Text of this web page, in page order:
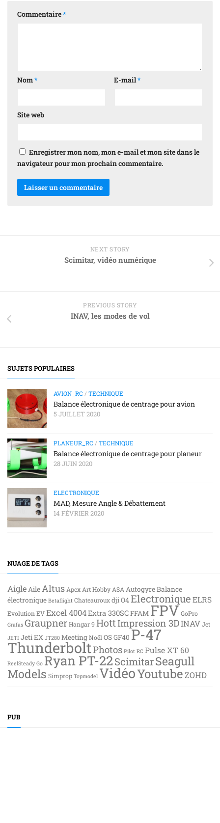
Commentaire*
Nom* E-mail*
Site web
Enregistrer mon nom, mon e-mail et mon site dans le
navigateur pour mon prochain commentaire.
NEXT STORY
Scimitar, vidéo numérique
PREVIOUS STORY
INAV, les modes de vol
SUJETS POPULAIRES
AVION_RC / TECHNIQUE
Balance électronique de centrage pour avion
5 JUILLET 2020
PLANEUR_RC / TECHNIQUE
Balance électronique de centrage pour planeur
28 JUIN 2020
ELECTRONIQUE
MAD, Mesure Angle & Débattement
14 FÉVRIER 2020
NUAGE DE TAGS
AigleAile Altus Apex Art Hobby ASA AutogyreBalance
électronique Betaflight Chateaurouxdji O4Electronique ELRS
Evolution EVExcel 4004Extra 330SCFFAM FPVGoPro
Grafas GraupnerHangar 9 HottImpression 3DINAVJet
JETI Jeti EX JT280 MeetingNoël OS GF40 P-47
ThunderboltPhotos Pilot RC Pulse XT 60
ReelSteady Go Ryan PT-22ScimitarSeagull
Models Simprop Topmodel VidéoYoutube ZOHD
PUB